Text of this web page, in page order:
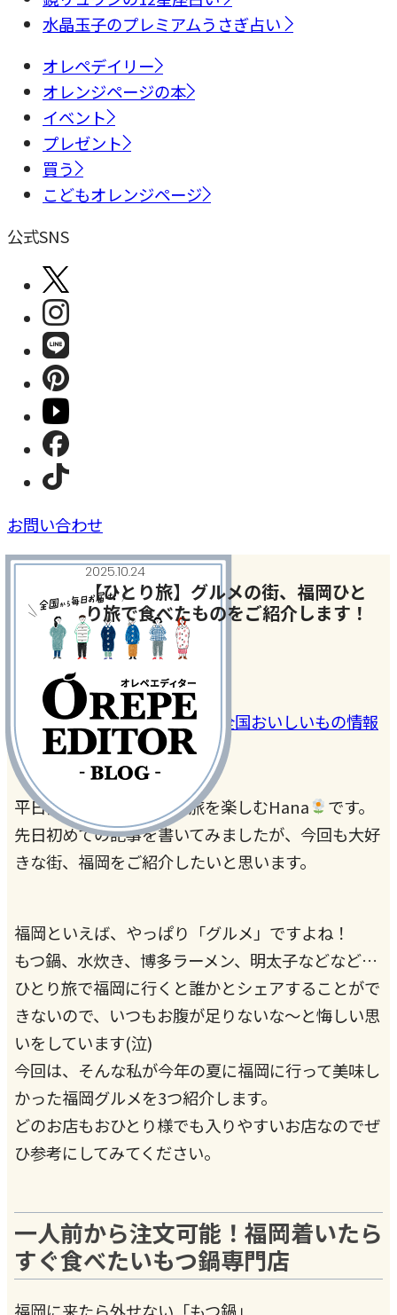
水晶玉子のプレミアムうさぎ占い
オレペデイリー
オレンジページの本
イベント
プレゼント
買う
こどもオレンジページ
公式SNS
お問い合わせ
2025.10.24
【ひとり旅】グルメの街、福岡ひと
り旅で食べたものをご紹介します！
ご当地＆おでかけネタ
#おいしい店#ご当地グルメ #全国おいしいもの情報
平日会社員、週末ひとり旅を楽しむHana
です。
先日初めての記事を書いてみましたが、今回も大好
きな街、福岡をご紹介したいと思います。
福岡といえば、やっぱり「グルメ」ですよね！
もつ鍋、水炊き、博多ラーメン、明太子などなど…
ひとり旅で福岡に行くと誰かとシェアすることがで
きないので、いつもお腹が足りないな〜と悔しい思
いをしています(泣)
今回は、そんな私が今年の夏に福岡に行って美味し
かった福岡グルメを3つ紹介します。
どのお店もおひとり様でも入りやすいお店なのでぜ
ひ参考にしてみてください。
一人前から注文可能！福岡着いたら
すぐ食べたいもつ鍋専門店